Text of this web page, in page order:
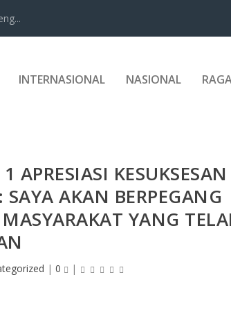
INTERNASIONAL NASIONAL
APRESIASI KESUKSESAN
AKAN BERPEGANG
YANG
| 0 |